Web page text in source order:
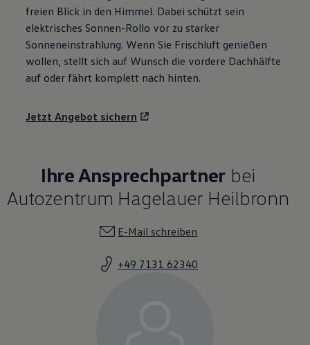
freien Blick in den Himmel. Dabei schützt sein
elektrisches Sonnen-Rollo vor zu starker
Sonneneinstrahlung. Wenn Sie Frischluft genießen
wollen, stellt sich auf Wunsch die vordere Dachhälfte
auf oder fährt komplett nach hinten.
Jetzt Angebot sichern
Ihre Ansprechpartner bei
Autozentrum Hagelauer Heilbronn
E-Mail schreiben
+49 7131 62340